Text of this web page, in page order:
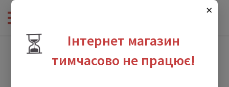
×
⏳
Інтернет магазин
тимчасово не працює!
Интернет-магазин сантехники - Производители - Hi-Therm